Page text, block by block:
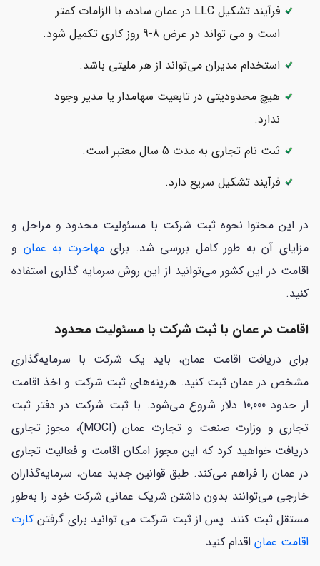
فرآیند تشکیل LLC در عمان ساده، با الزامات کمتر
است و می تواند در عرض 8-9 روز کاری تکمیل شود.
استخدام مدیران می‌تواند از هر ملیتی باشد.
هیچ محدودیتی در تابعیت سهامدار یا مدیر وجود
ندارد.
ثبت نام تجاری به مدت 5 سال معتبر است.
فرآیند تشکیل سریع دارد.
در این محتوا نحوه ثبت شرکت با مسئولیت محدود و مراحل و
مزایای آن به طور کامل بررسی شد. برایمهاجرت به عمان و
اقامت در این کشور می‌توانید از این روش سرمایه گذاری استفاده
کنید.
اقامت در عمان با ثبت شرکت با مسئولیت محدود
برای دریافت اقامت عمان، باید یک شرکت با سرمایه‌گذاری
مشخص در عمان ثبت کنید. هزینه‌های ثبت شرکت و اخذ اقامت
از حدود 10,000 دلار شروع می‌شود. با ثبت شرکت در دفتر ثبت
تجاری و وزارت صنعت و تجارت عمان (MOCI)، مجوز تجاری
دریافت خواهید کرد که این مجوز امکان اقامت و فعالیت تجاری
در عمان را فراهم می‌کند. طبق قوانین جدید عمان، سرمایه‌گذاران
خارجی می‌توانند بدون داشتن شریک عمانی شرکت خود را به‌طور
مستقل ثبت کنند. پس از ثبت شرکت می توانید برای گرفتن کارت
اقامت عمان اقدام کنید.